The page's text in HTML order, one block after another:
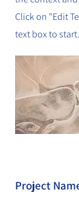
Click on "Edit
text box to start.
Project